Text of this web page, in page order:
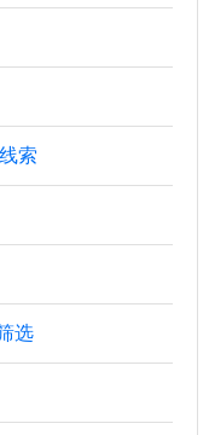
索
选